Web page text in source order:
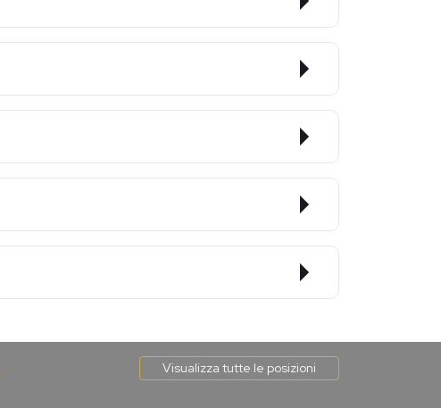
Visualizza tutte le posizioni